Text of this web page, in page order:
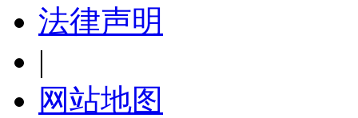
法律声明
|
网站地图